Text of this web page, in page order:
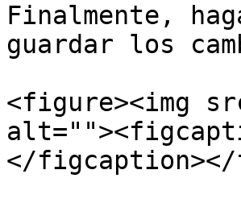
Finalmente,
guardar los
<figure><img
</